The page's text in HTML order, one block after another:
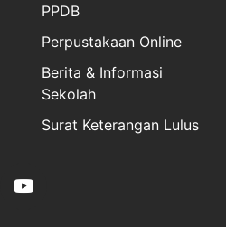
PPDB
Perpustakaan Online
Berita & Informasi
Sekolah
Surat Keterangan Lulus